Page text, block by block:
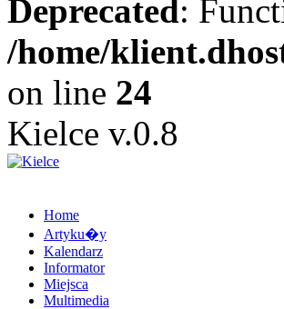
Deprecated:
/home/
on line 24
Kielce v.0.8
Home
Artyku�y
Kalendarz
Informator
Miejsca
Multimedia